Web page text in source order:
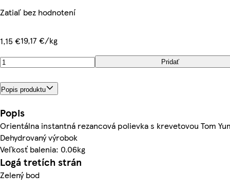
Zatiaľ bez hodnotení
1,15 €19,17 €/kg
Pridať
Popis produktu
Popis
Orientálna instantná rezancová polievka s krevetovou Tom
Dehydrovaný výrobok
Veľkosť balenia: 0.06kg
Logá tretích strán
Zelený bod